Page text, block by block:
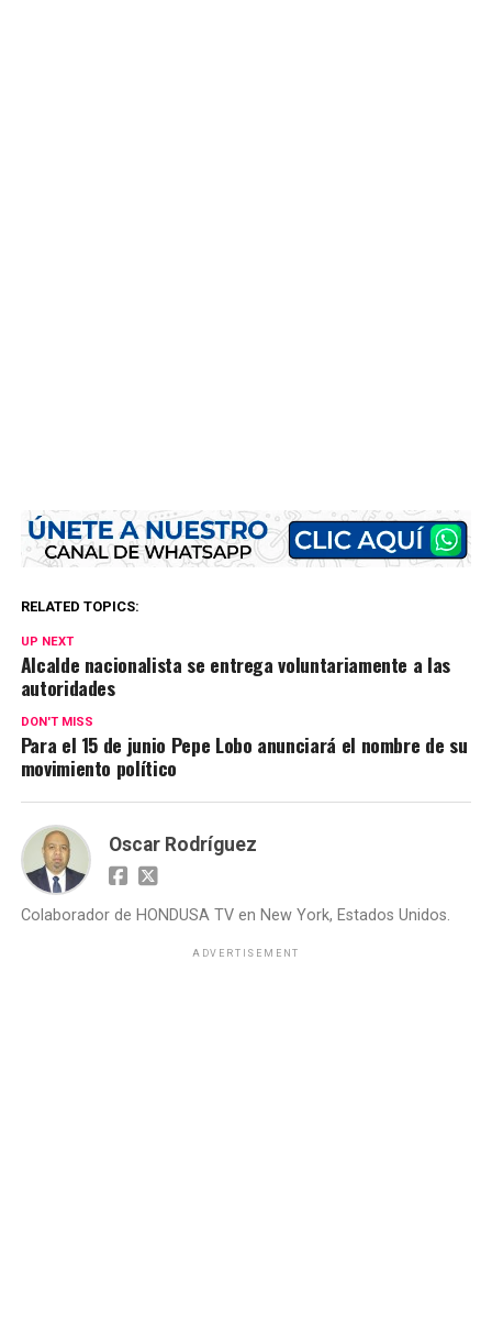
RELATED TOPICS:
UP NEXT
Alcalde nacionalista se entrega voluntariamente a las
autoridades
DON'T MISS
Para el 15 de junio Pepe Lobo anunciará el nombre de su
movimiento político
Oscar Rodríguez
Colaborador de HONDUSA TV en New York, Estados Unidos.
ADVERTISEMENT